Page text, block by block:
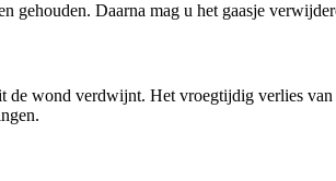
gehouden. Daarna mag u het gaasje
wond verdwijnt. Het vroegtijdig verlies